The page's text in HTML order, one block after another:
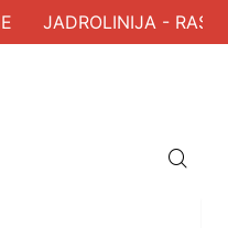
JADROLINIJA -